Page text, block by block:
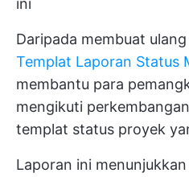
ini
Daripada membuat
Templat Laporan Status
membantu para
mengikuti
templat status proyek
Laporan ini